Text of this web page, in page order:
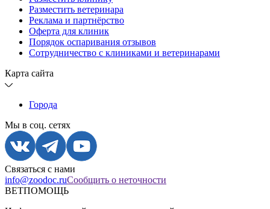
Разместить ветеринара
Реклама и партнёрство
Оферта для клиник
Порядок оспаривания отзывов
Сотрудничество с клиниками и ветеринарами
Карта сайта
Города
Мы в соц. сетях
Связаться с нами
info@zoodoc.ruСообщить о неточности
ВЕТПОМОЩЬ